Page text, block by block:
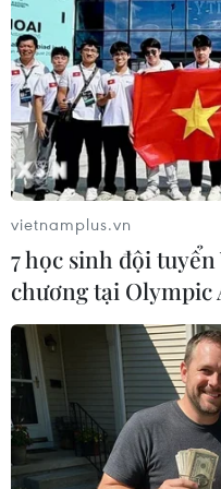
nguồn cung cấp
tháng qua… nền kinh
thấy khả năng phục
Trong khi sản xuất
khác của Đức ghi
ngoái, sản lượng lại
lượng. Tổng thể, sản
giảm 2%.
nặng lên Đức trong
đang “rình rập”:
ở Biển Đỏ. Hãng xe
ngừng hoạt động
hai tuần kể từ ngày
vietnamplus.vn
7 học sinh đội
chương tại Olympic